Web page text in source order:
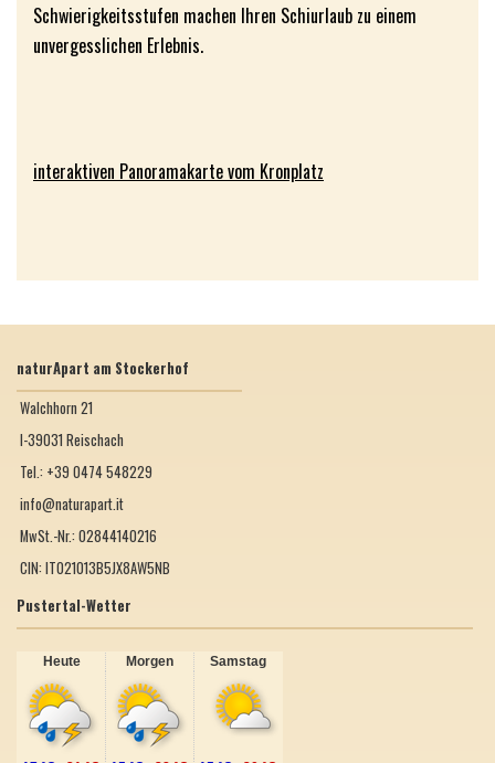
Schwierigkeitsstufen machen Ihren Schiurlaub zu einem
unvergesslichen Erlebnis.
interaktiven Panoramakarte vom Kronplatz
naturApart am Stockerhof
Walchhorn 21
I-39031 Reischach
Tel.: +39 0474 548229
info@naturapart.it
MwSt.-Nr.: 02844140216
CIN: IT021013B5JX8AW5NB
Pustertal-Wetter
Heute Morgen Samstag